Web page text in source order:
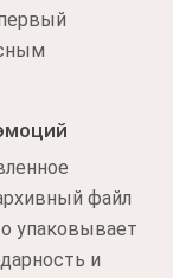
файл
упаковывает
и